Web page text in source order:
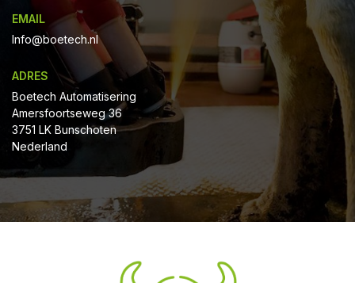
EMAIL
Info@boetech.nl
ADRES
Boetech Automatisering
Amersfoortseweg 36
3751 LK Bunschoten
Nederland